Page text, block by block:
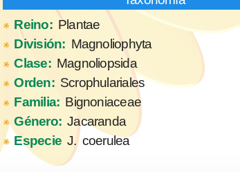
Reino: Plantae
División: Magnoliophyta
Clase: Magnoliopsida
Orden: Scrophulariales
Familia: Bignoniaceae
Género: Jacaranda
Especie J. coerulea